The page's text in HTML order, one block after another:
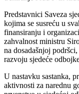
Predstavnici Saveza
kojima se susreću u
finansiranju i
zahvalnost ministru
na dosadašnjoj
razvoju sjedeće
U nastavku sastanka,
aktivnosti za narednu